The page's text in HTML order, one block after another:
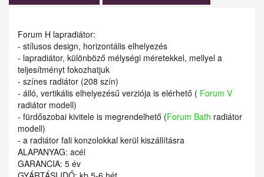
Forum H lapradiátor:
- stílusos design, horizontális elhelyezés
- lapradiátor, különböző mélységi méretekkel, mellyel a
teljesítményt fokozhatjuk
- színes radiátor (208 szín)
- álló, vertikális elhelyezésű verziója is elérhető ( Forum V
radiátor modell)
- fürdőszobai kivitele is megrendelhető (Forum Bath radiátor
modell)
- a radiátor fali konzolokkal kerül kiszállításra
ALAPANYAG: acél
GARANCIA: 5 év